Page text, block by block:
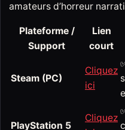
amateurs d’horreur
Plateforme /
Support
Lien
court
Steam (PC)
Cliquez
ici
PlayStation 5
Cliquez